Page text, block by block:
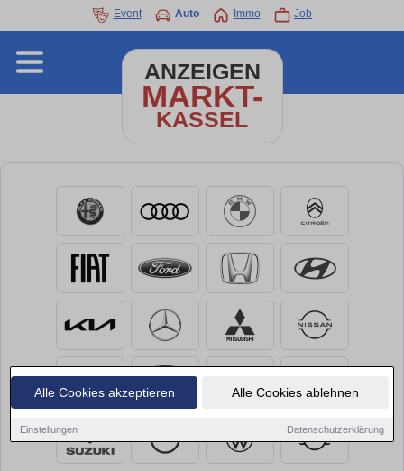
Alle Cookies akzeptieren Alle Cookies ablehnen
Einstellungen Datenschutzerklärung
Event Auto Immo Job
ANZEIGEN
MARKT-
KASSEL